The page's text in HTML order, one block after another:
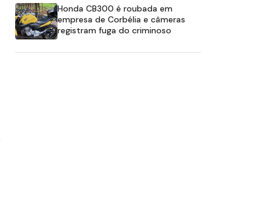
Honda CB300 é roubada em
empresa de Corbélia e câmeras
registram fuga do criminoso